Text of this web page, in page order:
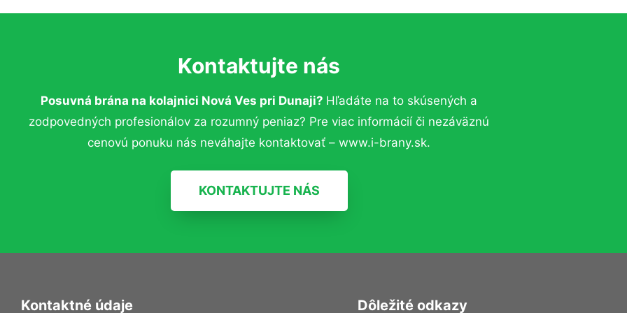
Kontaktujte nás
Posuvná brána na kolajnici Nová Ves pri Dunaji? Hľadáte na to skúsených a
zodpovedných profesionálov za rozumný peniaz? Pre viac informácií či nezáväznú
cenovú ponuku nás neváhajte kontaktovať – www.i-brany.sk.
KONTAKTUJTE NÁS
Kontaktné údaje Dôležité odkazy